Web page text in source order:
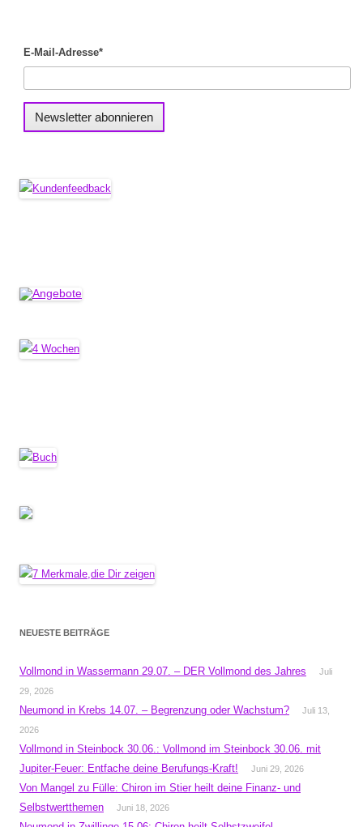
E-Mail-Adresse*
NEUESTE BEITRÄGE
Vollmond in Wassermann 29.07. – DER Vollmond des Jahres
Juli
29, 2026
Neumond in Krebs 14.07. – Begrenzung oder Wachstum?
Juli 13,
2026
Vollmond in Steinbock 30.06.: Vollmond im Steinbock 30.06. mit
Jupiter-Feuer: Entfache deine Berufungs-Kraft!
Juni 29, 2026
Von Mangel zu Fülle: Chiron im Stier heilt deine Finanz- und
Selbstwertthemen
Juni 18, 2026